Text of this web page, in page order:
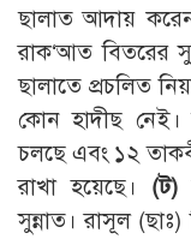
ছালাত আদায়
রাক‘আত বিতরের
ছালাতে প্রচলিত
কোন হাদীছ নেই।
চলছে এবং ১২
রাখা হয়েছে। (ট)
সুন্নাত। রাসূল